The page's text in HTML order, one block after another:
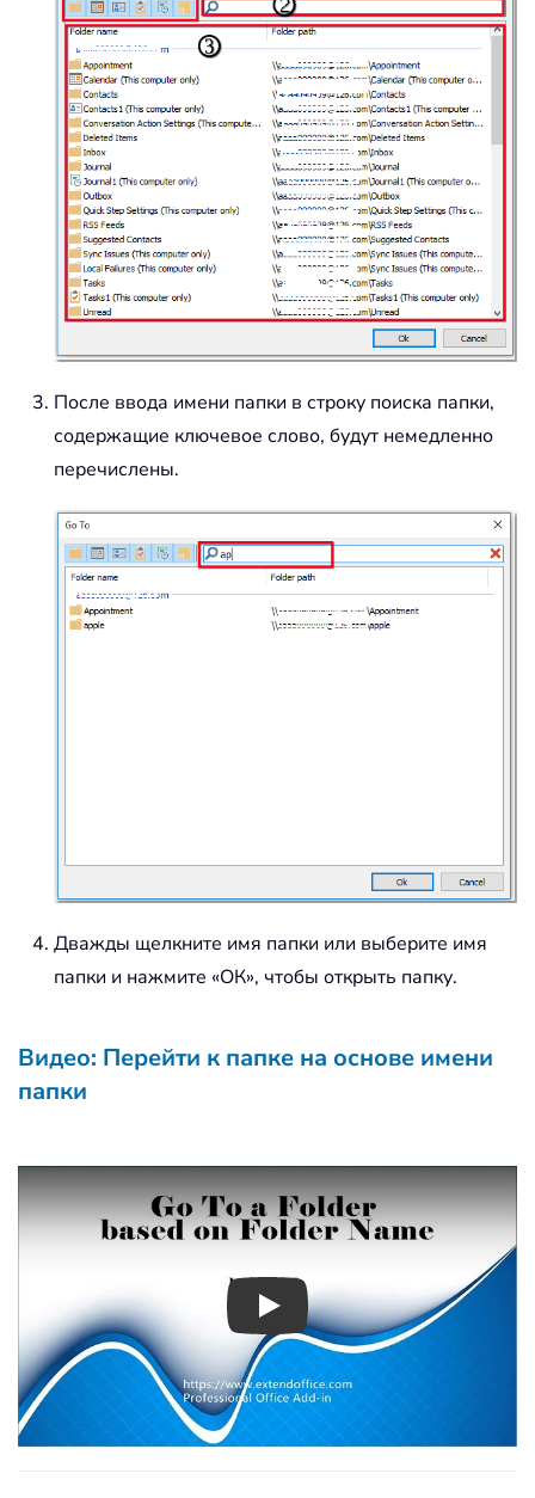
После ввода имени папки в строку поиска папки,
содержащие ключевое слово, будут немедленно
перечислены.
Дважды щелкните имя папки или выберите имя
папки и нажмите «ОК», чтобы открыть папку.
Видео: Перейти к папке на основе имени
папки
Play